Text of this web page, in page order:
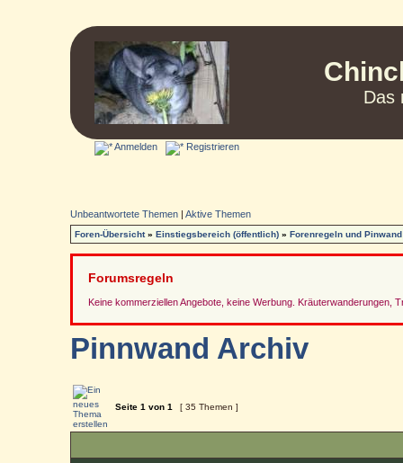
Das
Anmelden Registrieren
Unbeantwortete Themen |Aktive Themen
Foren-Übersicht»Einstiegsbereich (öffentlich) »Forenregeln und Pinwand
Forumsregeln
Keine kommerziellen Angebote, keine Werbung.
Pinnwand Archiv
Seite1 von1 [ 35 Themen ]